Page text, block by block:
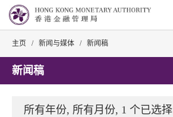
主页 / 新闻与媒体 / 新闻稿
新闻稿
所有年份, 所有月份, 1 个已选择